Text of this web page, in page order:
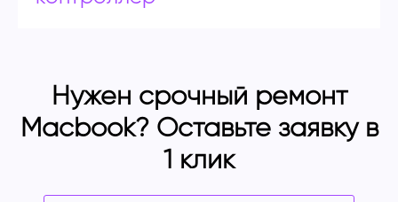
Нужен срочный ремонт
Macbook? Оставьте заявку в
1 клик